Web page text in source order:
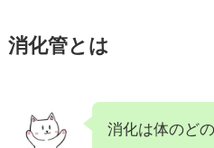
消化管とは
消化は体のど